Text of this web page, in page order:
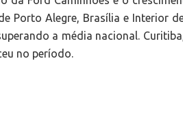
Porto Alegre, Brasília e Interior
a média nacional.
no período.